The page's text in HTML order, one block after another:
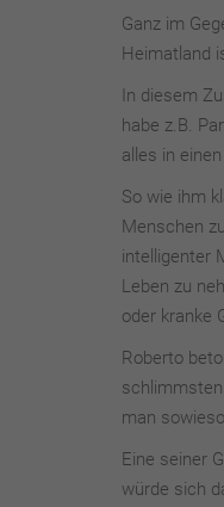
Ganz im
Heimatland
In diesem
habe z.B.
alles in
So wie ihm
Menschen
intelligenter
Leben zu
oder kranke
Roberto
man
Eine seiner
würde sich